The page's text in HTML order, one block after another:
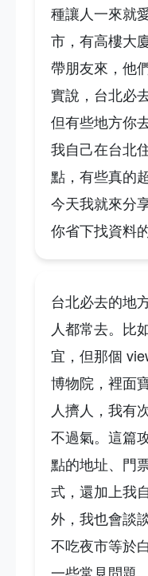
種讓人一來就
市，有高樓大
帶朋友來，他
實說，台北必
但有些地方你
我自己在台北
點，有些真的
今天我就來分
你省下找資料
台北必去的地
人都常去。比
宜，但那個
博物院，裡面
人擠人，我有
不過氣。這篇
點的地址、門
式，還加上我
外，我也會談
不吃夜市等於